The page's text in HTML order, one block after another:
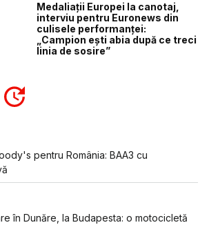
Medaliații Europei la canotaj,
interviu pentru Euronews din
culisele performanței:
„Campion ești abia după ce treci
linia de sosire”
pentru România: BAA3 cu
în Dunăre, la Budapesta: o motocicletă